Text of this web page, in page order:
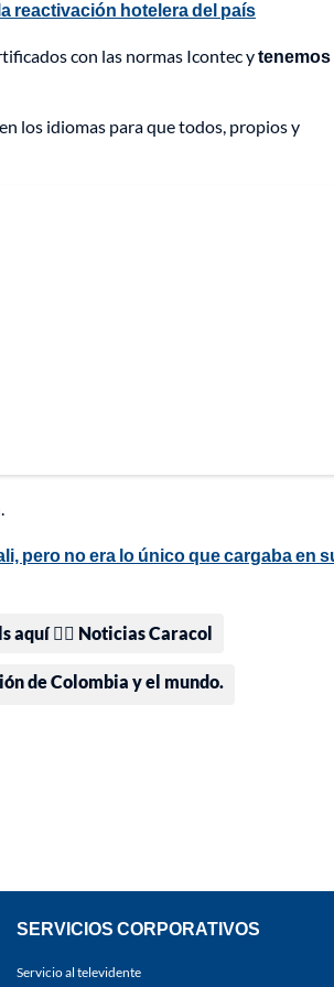
reactivación hotelera del país
con las normas Icontec ytenemos
los idiomas para que todos, propios y
pero no era lo único que cargaba en
aquí 👉🏻 Noticias Caracol
de Colombia y el mundo.
SERVICIOS CORPORATIVOS
Servicio al televidente